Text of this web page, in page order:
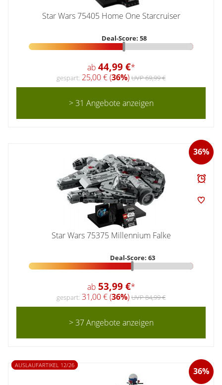
Star Wars 75405 Home One Starcruiser
Deal-Score: 58
ab 44,99 €*
gespart: 25,00 € (36%) UVP 69,99 €
> 31 Angebote anzeigen
36%
Star Wars 75375 Millennium Falke
Deal-Score: 63
ab 53,99 €*
gespart: 31,00 € (36%) UVP 84,99 €
> 37 Angebote anzeigen
36%
AUSLAUFARTIKEL 12/26